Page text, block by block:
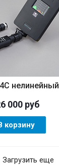
000руб
корзину
Загрузить еще